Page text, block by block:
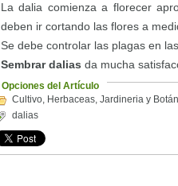
La dalia comienza a florecer
deben ir cortando las flores a
Se debe controlar las plagas en
Sembrar dalias da mucha
Opciones del Artículo
Cultivo, Herbaceas, Jardineria y
dalias